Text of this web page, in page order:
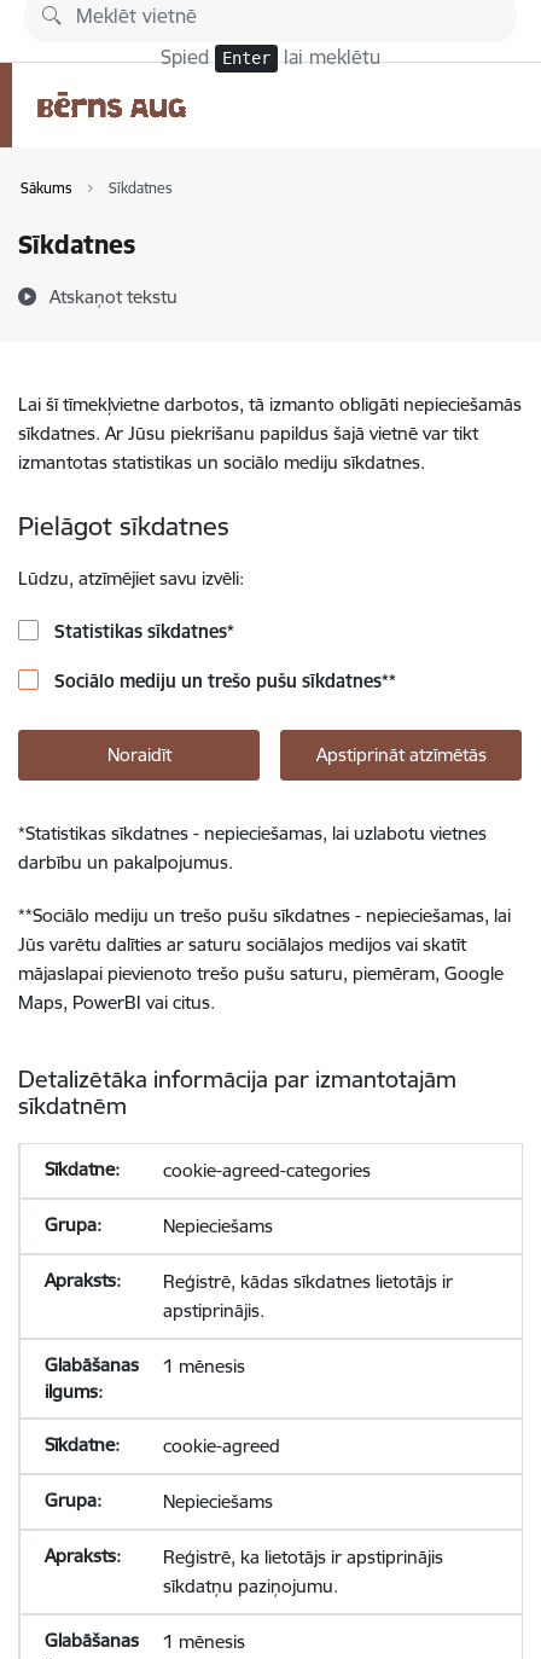
Pāriet uz lapas saturu
Spied Enter lai meklētu
Sākums Sīkdatnes
Sīkdatnes
Atskaņot tekstu
Lai šī tīmekļvietne darbotos, tā izmanto obligāti nepieciešamās
sīkdatnes. Ar Jūsu piekrišanu papildus šajā vietnē var tikt
izmantotas statistikas un sociālo mediju sīkdatnes.
Pielāgot sīkdatnes
Lūdzu, atzīmējiet savu izvēli:
Statistikas sīkdatnes*
Sociālo mediju un trešo pušu sīkdatnes**
Noraidīt Apstiprināt atzīmētās
*Statistikas sīkdatnes - nepieciešamas, lai uzlabotu vietnes
darbību un pakalpojumus.
**Sociālo mediju un trešo pušu sīkdatnes - nepieciešamas, lai
Jūs varētu dalīties ar saturu sociālajos medijos vai skatīt
mājaslapai pievienoto trešo pušu saturu, piemēram, Google
Maps, PowerBI vai citus.
Detalizētāka informācija par izmantotajām
sīkdatnēm
cookie-agreed-categories
Nepieciešams
Reģistrē, kādas sīkdatnes lietotājs ir
apstiprinājis.
1 mēnesis
cookie-agreed
Nepieciešams
Reģistrē, ka lietotājs ir apstiprinājis
sīkdatņu paziņojumu.
1 mēnesis